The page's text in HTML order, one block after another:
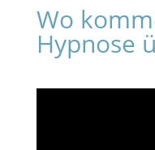
Wo
Hypnose